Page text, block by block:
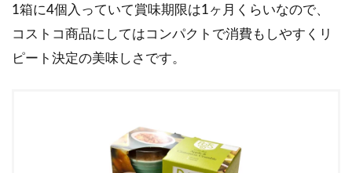
1箱に4個入っていて賞味期限は1ヶ月くらいなので、
コストコ商品にしてはコンパクトで消費もしやすくリ
ピート決定の美味しさです。